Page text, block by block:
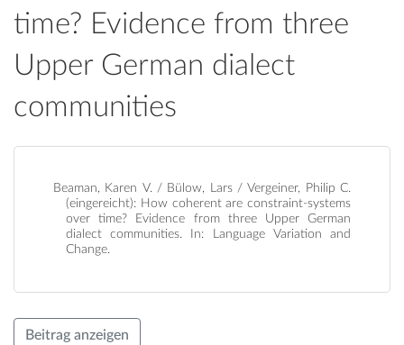
time? Evidence from three
Upper German dialect
communities
Beaman, Karen V. / Bülow, Lars / Vergeiner, Philip C.
(eingereicht): How coherent are constraint-systems
over time? Evidence from three Upper German
dialect communities. In: Language Variation and
Change.
Beitrag anzeigen